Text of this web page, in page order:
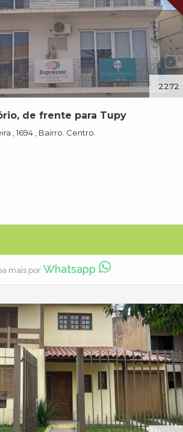
2272
de frente para Tupy
, 1694 , Bairro. Centro.
mais por Whatsapp